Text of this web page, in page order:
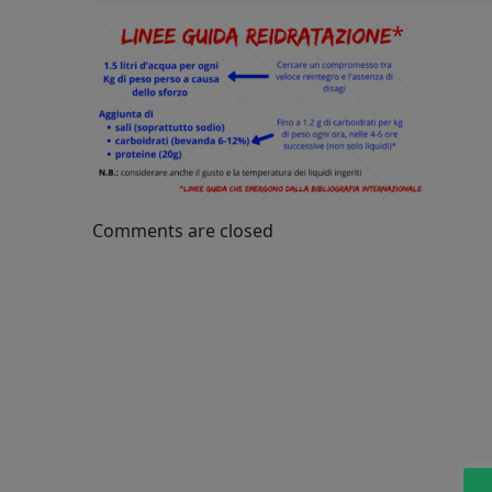
Comments are closed